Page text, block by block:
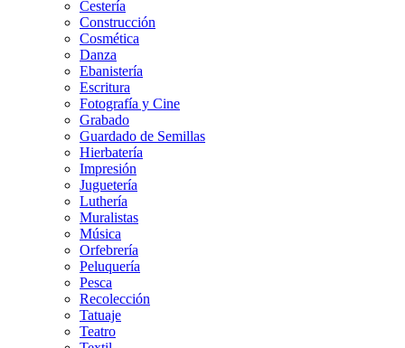
Cestería
Construcción
Cosmética
Danza
Ebanistería
Escritura
Fotografía y Cine
Grabado
Guardado de Semillas
Hierbatería
Impresión
Juguetería
Luthería
Muralistas
Música
Orfebrería
Peluquería
Pesca
Recolección
Tatuaje
Teatro